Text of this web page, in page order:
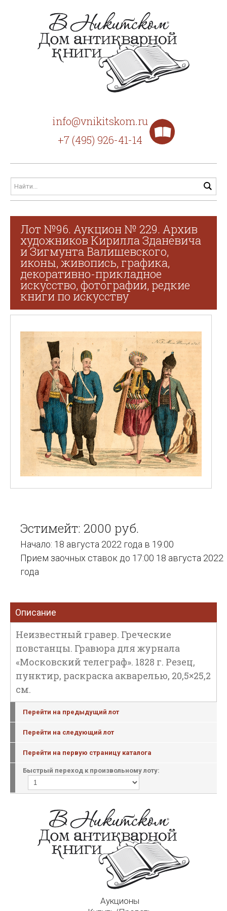
info@vnikitskom.ru
+7 (495) 926-41-14
Лот №96. Аукцион № 229. Архив
художников Кирилла Зданевича
и Зигмунта Валишевского,
иконы, живопись, графика,
декоративно-прикладное
искусство, фотографии, редкие
книги по искусству
Эстимейт: 2000 руб.
Начало: 18 августа 2022 года в 19:00
Прием заочных ставок до 17:00 18 августа 2022
года
Описание
Неизвестный гравер. Греческие
повстанцы. Гравюра для журнала
«Московский телеграф». 1828 г. Резец,
пунктир, раскраска акварелью, 20,5×25,2
см.
Перейти на предыдущий лот
Перейти на следующий лот
Перейти на первую страницу каталога
Быстрый переход к произвольному лоту:
Аукционы